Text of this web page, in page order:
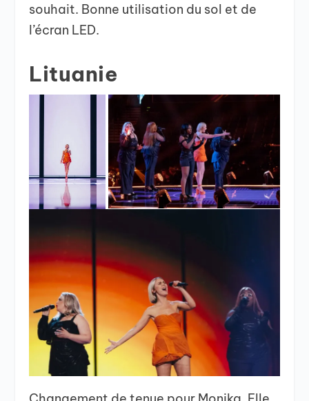
souhait. Bonne utilisation du sol et de
l’écran LED.
Lituanie